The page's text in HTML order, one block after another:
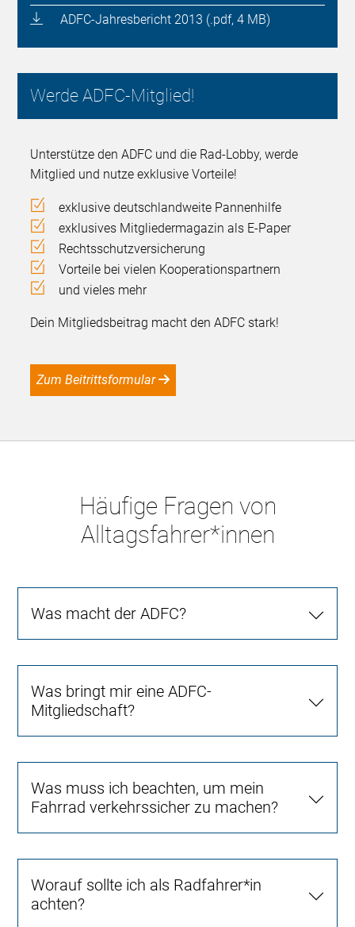
ADFC-Jahresbericht 2013 (.pdf, 4 MB)
Werde ADFC-Mitglied!
Unterstütze den ADFC und die Rad-Lobby, werde
Mitglied und nutze exklusive Vorteile!
exklusive deutschlandweite Pannenhilfe
exklusives Mitgliedermagazin als E-Paper
Rechtsschutzversicherung
Vorteile bei vielen Kooperationspartnern
und vieles mehr
Dein Mitgliedsbeitrag macht den ADFC stark!
Zum Beitrittsformular
Häufige Fragen von
Alltagsfahrer*innen
Was macht der ADFC?
Was bringt mir eine ADFC-
Mitgliedschaft?
Was muss ich beachten, um mein
Fahrrad verkehrssicher zu machen?
Worauf sollte ich als Radfahrer*in
achten?